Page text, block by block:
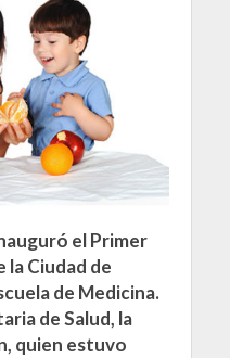
el Primer
la Ciudad de
de Medicina.
de Salud, la
quien estuvo